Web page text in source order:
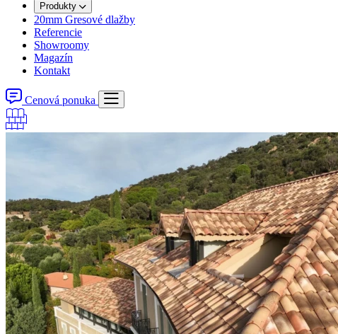
Produkty
20mm Gresové dlažby
Referencie
Showroomy
Magazín
Kontakt
Cenová ponuka